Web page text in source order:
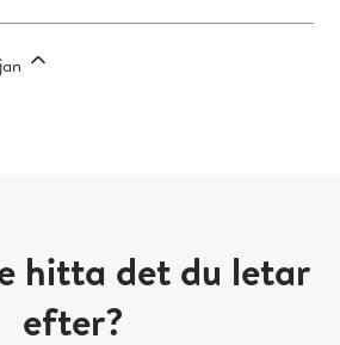
hitta det du letar
efter?